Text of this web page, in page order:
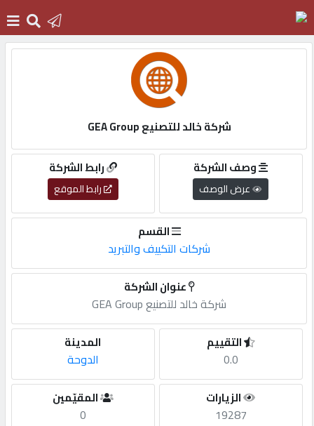
التسجيل
English
أضف
طلب
شركة خالد للتصنيع GEA Group
رابط الشركة
رابط الموقع
وصف الشركة
عرض الوصف
القسم
شركات التكييف والتبريد
عنوان الشركة
شركة خالد للتصنيع GEA Group
المدينة
الدوحة
التقييم
0.0
المقيّمين
0
الزيارات
19287